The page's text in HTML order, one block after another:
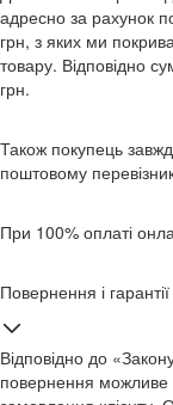
адресно за рахунок
грн, з яких ми
товару. Відповідно
грн.
Також покупець
поштовому
При 100% оплаті
Повернення і гарантії
Відповідно до
повернення можливе